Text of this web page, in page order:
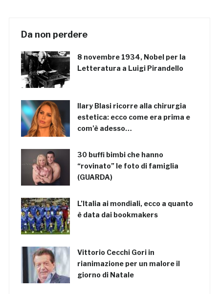
Da non perdere
8 novembre 1934, Nobel per la
Letteratura a Luigi Pirandello
Ilary Blasi ricorre alla chirurgia
estetica: ecco come era prima e
com’è adesso…
30 buffi bimbi che hanno
“rovinato” le foto di famiglia
(GUARDA)
L’Italia ai mondiali, ecco a quanto
è data dai bookmakers
Vittorio Cecchi Gori in
rianimazione per un malore il
giorno di Natale